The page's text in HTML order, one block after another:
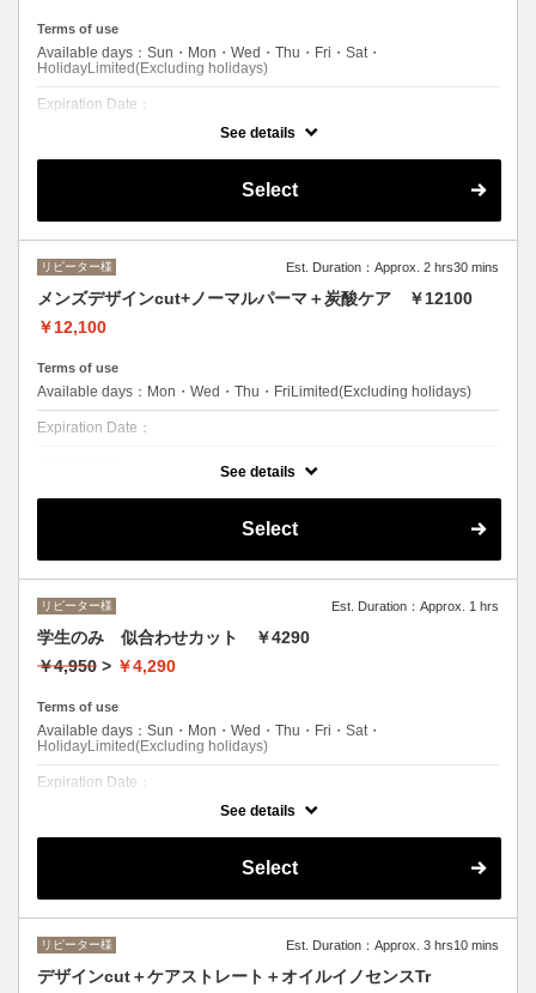
Terms of use
Available days：Sun・Mon・Wed・Thu・Fri・Sat・
HolidayLimited(Excluding holidays)
Expiration Date：
エルプリエご利用したことがあるお客様。
再現性の高い似合わせカットとAujuaのアロマオイルで気持ちよく筋膜
リリースします。日頃の疲れを解消！※トータル20分30分40分のコー
See details
Select
リピーター様 Est. Duration：Approx. 2 hrs30 mins
メンズデザインcut+ノーマルパーマ＋炭酸ケア ￥12100
￥12,100
Terms of use
Available days：Mon・Wed・Thu・FriLimited(Excluding holidays)
Expiration Date：
クーポンについて
●シャンプー/ブロー込み●男性にお勧めのコースです！クセ、骨格を見
極めたに合わせカットで毎日のスタイリングが楽になります！
See details
Select
リピーター様 Est. Duration：Approx. 1 hrs
学生のみ 似合わせカット ￥4290
￥4,950 > ￥4,290
Terms of use
Available days：Sun・Mon・Wed・Thu・Fri・Sat・
HolidayLimited(Excluding holidays)
Expiration Date：
●シャンプー/ブロー込み●クセ、骨格を見極めた似合わせカット●毎月通
えるお手頃の似合わせカット！
See details
Select
リピーター様 Est. Duration：Approx. 3 hrs10 mins
デザインcut＋ケアストレート＋オイルイノセンスTr